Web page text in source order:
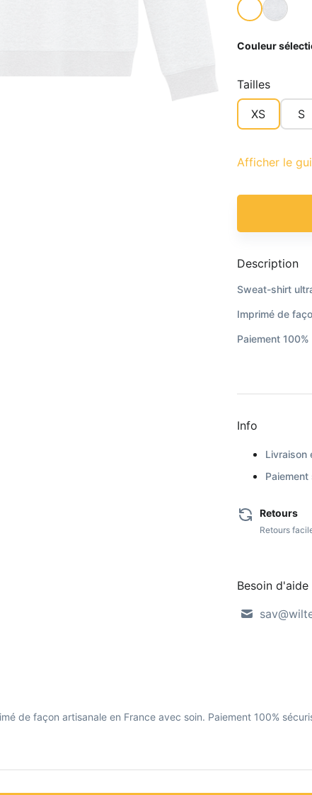
Couleur
Tailles
XS S
Afficher le
Description
Sweat-shirt
Imprimé de
Paiement
Info
Livraison
Retours
Retours
Besoin d'aide
de façon artisanale en France avec soin. Paiement 100%